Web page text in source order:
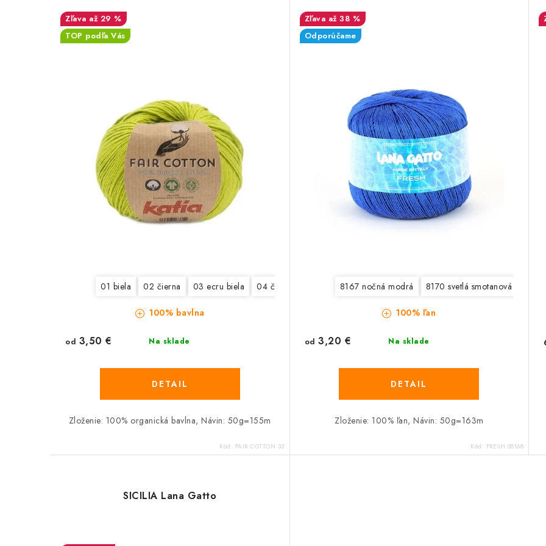
až 29 %
TOP podľa Vás
01 biela 02 čierna 03 ecru biela 04 červená 05 tmavá modrá 08 ľadová modrá 09 ružová
100% bavlna
Na sklade
od 3,50 €
DETAIL
Zloženie: 100% organická bavlna, Návin: 50g=155m
Kód: FAIR COTTON 33
až 38 %
Odporúčame
8167 nočná modrá 8170 svetlá smotanová
100% ľan
Na sklade
od 3,20 €
DETAIL
Zloženie: 100% ľan, Návin: 50g=163m
Kód: FRESH 08168
SICILIA Lana Gatto